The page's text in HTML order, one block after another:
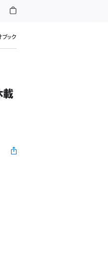
ブック
載